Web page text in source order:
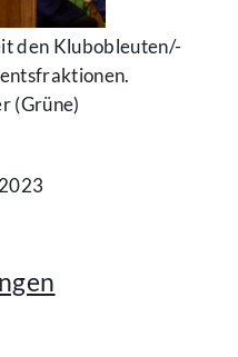
den Klubobleuten/-
(Grüne)